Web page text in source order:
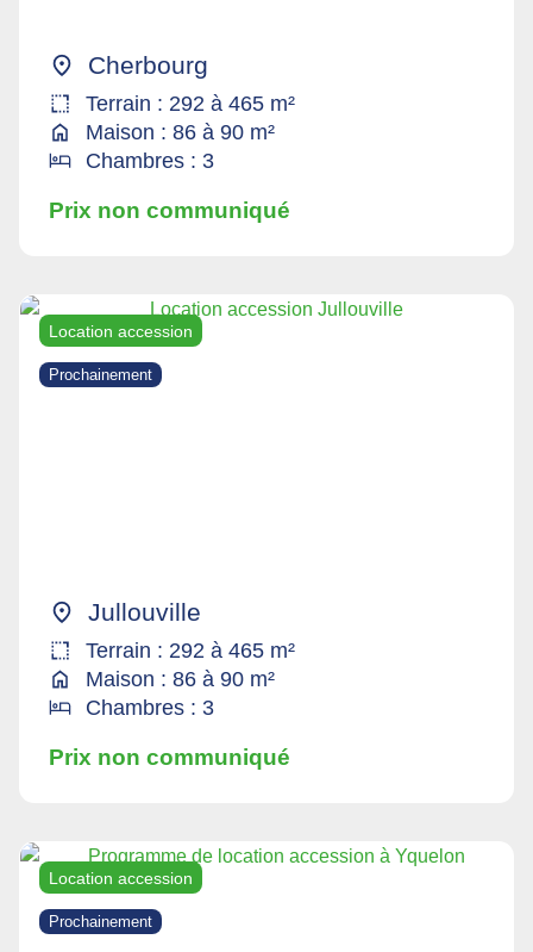
Cherbourg
Terrain : 292 à 465 m²
Maison : 86 à 90 m²
Chambres : 3
Prix non communiqué
Location accession
Prochainement
Jullouville
Terrain : 292 à 465 m²
Maison : 86 à 90 m²
Chambres : 3
Prix non communiqué
Location accession
Prochainement